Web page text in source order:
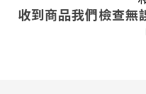
收到商品我們檢查無